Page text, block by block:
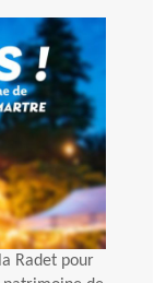
Radet pour